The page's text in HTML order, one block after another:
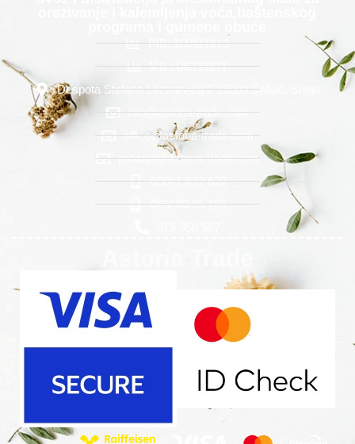
PIB: 100111613
MB : 06339271
Despota Stefana Lazarevića 2 15000 Šabac, Srbija
info@astoria-trade.com
office@astoria-trade.com
prodaja@astoria-trade.com
060/ 1 622 622
065/ 85 95 105